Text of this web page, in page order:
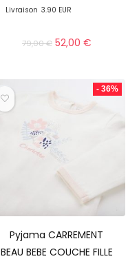
Livraison 3.90 EUR
79,00€ 52,00 €
- 36%
Pyjama CARREMENT
BEAU BEBE COUCHE FILLE